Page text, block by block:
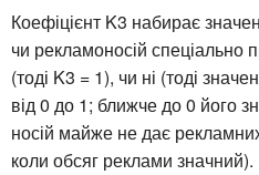
Коефіцієнт K3 набирає
чи рекламоносій спеціально
(тоді K3 = 1), чи ні (тоді
від 0 до 1; ближче до 0 його
носій майже не дає
коли обсяг реклами значний).